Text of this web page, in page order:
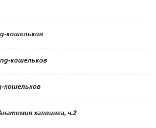
кошельков
кошельков
кошельков
халвинга, ч.2